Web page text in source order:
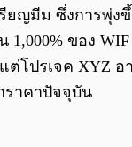
ยญมีม ซึ่งการพุ่ง
1,000% ของ
ต่โปรเจค XYZ อ
ราคาปัจจุบัน